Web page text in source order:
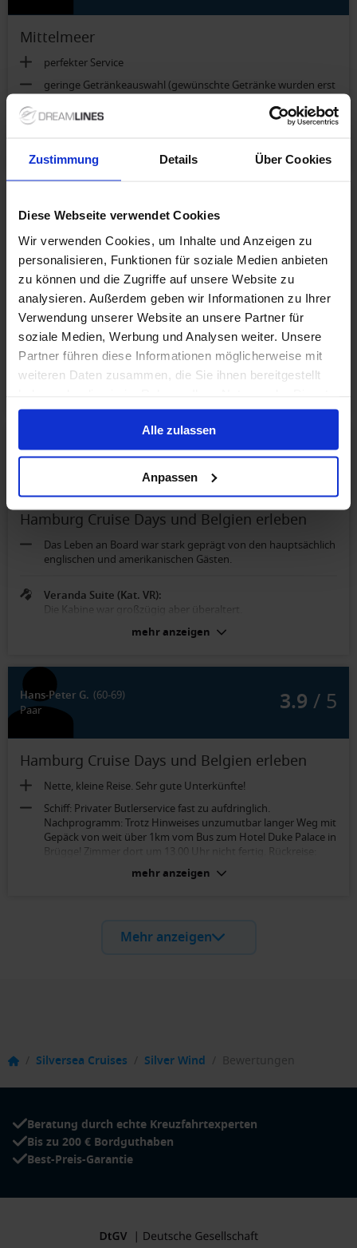
Zustimmung Details Über Cookies
Diese Webseite verwendet Cookies
Wir verwenden Cookies, um Inhalte und Anzeigen zu
personalisieren, Funktionen für soziale Medien anbieten
zu können und die Zugriffe auf unsere Website zu
analysieren. Außerdem geben wir Informationen zu Ihrer
Verwendung unserer Website an unsere Partner für
soziale Medien, Werbung und Analysen weiter. Unsere
Partner führen diese Informationen möglicherweise mit
weiteren Daten zusammen, die Sie ihnen bereitgestellt
gesammelt haben.
Alle zulassen
Anpassen
Mittelmeer
perfekter Service
geringe Getränkeauswahl (gewünschte Getränke wurden erst
im nächsten Hafen besorgt); Cocktails waren grauenhaft.
Walther U. (60-69)
Westeuropa
Butler Service. Freundlichkeit der ganzen Crew
Einschiffen in Hamburg. First Impessionen beim Empfang.
Veranda Suite (Kat. VR):
Gute Betten. Garderobe in der Kabine ! Neg. Die Kabine, Bad
Christel K. (60-69)
2.7/ 5
Hamburg Cruise Days und Belgien erleben
Das Leben an Board war stark geprägt von den hauptsächlich
englischen und amerikanischen Gästen.
Veranda Suite (Kat. VR):
Die Kabine war großzügig aber überaltert.
mehr anzeigen
Hans-Peter G. (60-69)
Paar
3.9 / 5
Hamburg Cruise Days und Belgien erleben
Nette, kleine Reise. Sehr gute Unterkünfte!
Schiff: Privater Butlerservice fast zu aufdringlich.
Nachprogramm: Trotz Hinweises unzumutbar langer Weg mit
Gepäck von weit über 1km vom Bus zum Hotel Duke Palace in
Brügge! Zimmer dort um 13.00 Uhr nicht fertig. Rückreise:
Über 6 Std. Aufenthalt am Flughafen Brüssel vorgesehen. Wir
sind stattdessen mit der Bahn von Brügge nach Hannover
Vista Suite (Kat. VI):
Alles i.O., leider kein Balkon.
mehr anzeigen
Mehr anzeigen
/ Silversea Cruises / Silver Wind / Bewertungen
Beratung durch echte Kreuzfahrtexperten
Bis zu 200 € Bordguthaben
Best-Preis-Garantie